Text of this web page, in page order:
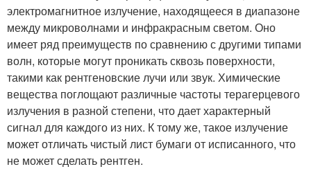
электромагнитное излучение, находящееся в диапазоне
между микроволнами и инфракрасным светом. Оно
имеет ряд преимуществ по сравнению с другими типами
волн, которые могут проникать сквозь поверхности,
такими как рентгеновские лучи или звук. Химические
вещества поглощают различные частоты терагерцевого
излучения в разной степени, что дает характерный
сигнал для каждого из них. К тому же, такое излучение
может отличать чистый лист бумаги от исписанного, что
не может сделать рентген.